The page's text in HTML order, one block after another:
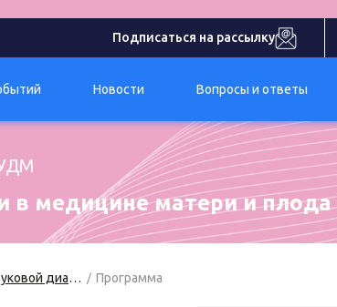
Подписаться на рассылку
Новости Вопросы и ответы
в медицине матери и плода
Актуальные вопросы ультразвуковой диагностики в медицине матери и плода Программа